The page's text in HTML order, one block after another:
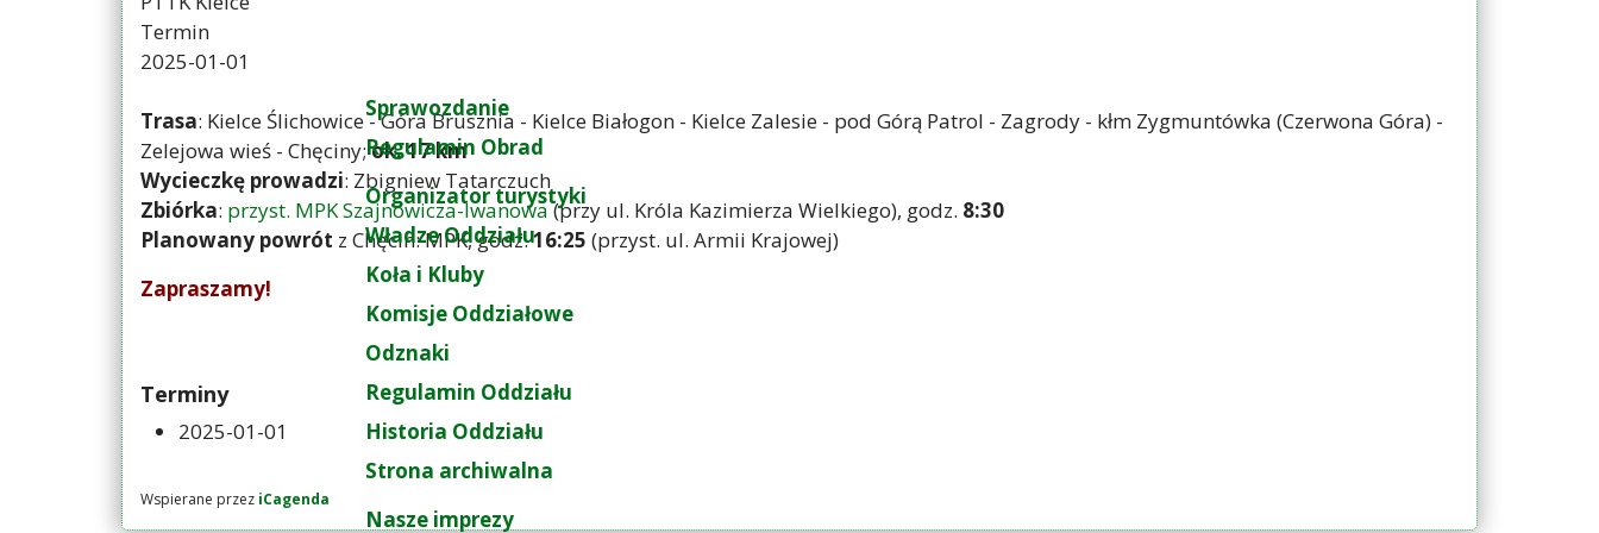
Sprawozdanie
Regulamin Obrad
Organizator turystyki
Władze Oddziału
Koła i Kluby
Komisje Oddziałowe
Odznaki
Regulamin Oddziału
Historia Oddziału
Strona archiwalna
Nasze imprezy
Termin
2025-01-01
Trasa: Kielce Ślichowice - Góra Brusznia - Kielce Białogon - Kielce Zalesie - pod Górą Patrol - Zagrody - kłm Zygmuntówka (Czerwona Góra) -
Zelejowa wieś - Chęciny;ok. 17 km
Wycieczkę prowadzi: Zbigniew Tatarczuch
Zbiórka: przyst. MPK Szajnowicza-Iwanowa(przy ul. Króla Kazimierza Wielkiego), godz. 8:30
Planowany powrót z Chęcin: MPK, godz.16:25 (przyst. ul. Armii Krajowej)
Zapraszamy!
Terminy
2025-01-01
Wspierane przez iCagenda